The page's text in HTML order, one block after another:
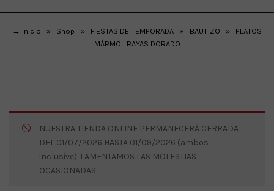
→ Inicio » Shop » FIESTAS DE TEMPORADA » BAUTIZO »
PLATOS
MÁRMOL RAYAS DORADO
NUESTRA TIENDA ONLINE PERMANECERÁ CERRADA
DEL 01/07/2026 HASTA 01/09/2026 (ambos
inclusive). LAMENTAMOS LAS MOLESTIAS
OCASIONADAS.